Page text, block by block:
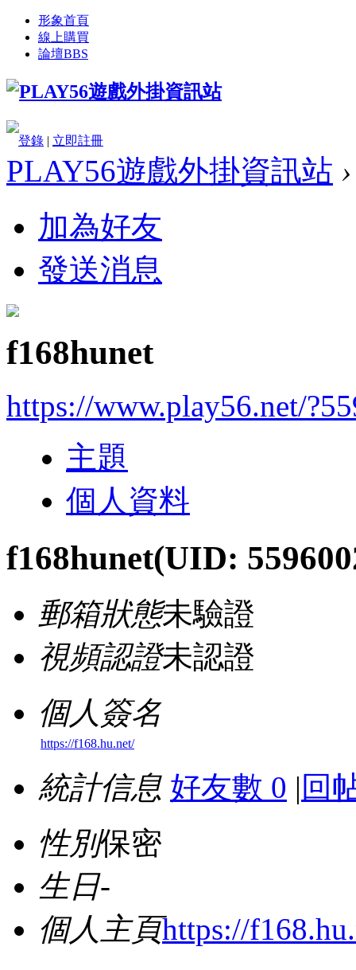
形象首頁
線上購買
論壇BBS
登錄 | 立即註冊
PLAY56遊戲外掛資訊站 ›
加為好友
發送消息
f168hunet
https://www.play56.net/
主題
個人資料
f168hunet(UID:
郵箱狀態未驗證
視頻認證未認證
個人簽名
https://f168.hu.net/
統計信息 好友數 0 | 回
性別保密
生日-
個人主頁https://